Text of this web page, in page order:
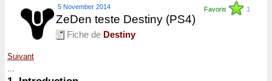
1
Favoris
5 November 2014
ZeDen teste Destiny (PS4)
Fiche de Destiny
Suivant
...